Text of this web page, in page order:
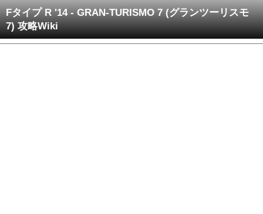
Fタイプ R '14 - GRAN-TURISMO 7 (グランツーリスモ
7) 攻略Wiki